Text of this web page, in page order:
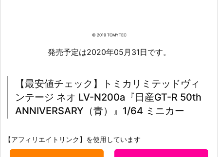
© 2019 TOMYTEC
発売予定は2020年05月31日です。
【最安値チェック】トミカリミテッドヴィ
ンテージ ネオ LV-N200a『日産GT-R 50th
ANNIVERSARY（青）』1/64 ミニカー
【アフィリエイトリンク】を使用しています